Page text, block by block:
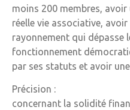
moins 200 membres,
réelle vie associative,
rayonnement qui dépasse
fonctionnement
par ses statuts et avoir
Précision :
concernant la solidité